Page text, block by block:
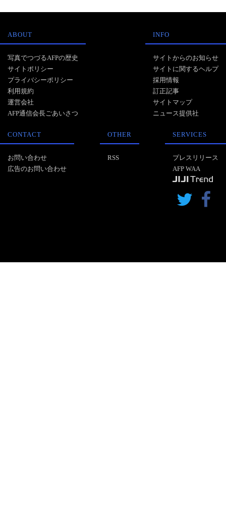
ABOUT
写真でつづるAFPの歴史
サイトポリシー
プライバシーポリシー
利用規約
運営会社
AFP通信会長ごあいさつ
INFO
サイトからのお知らせ
サイトに関するヘルプ
採用情報
訂正記事
サイトマップ
ニュース提供社
CONTACT
お問い合わせ
広告のお問い合わせ
OTHER
RSS
SERVICES
プレスリリース
AFP WAA